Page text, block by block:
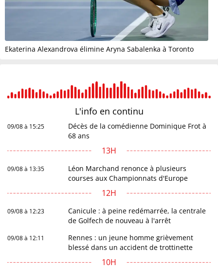
Ekaterina Alexandrova élimine Aryna Sabalenka à Toronto
L'info en continu
09/08 à 15:25
Décès de la comédienne Dominique Frot à
68 ans
13H
09/08 à 13:35
Léon Marchand renonce à plusieurs
courses aux Championnats d'Europe
12H
09/08 à 12:23
Canicule : à peine redémarrée, la centrale
de Golfech de nouveau à l'arrêt
09/08 à 12:11
Rennes : un jeune homme grièvement
blessé dans un accident de trottinette
10H